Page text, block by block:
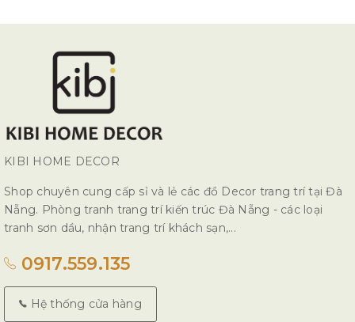
KIBI HOME DECOR
Shop chuyên cung cấp sỉ và lẻ các đồ Decor trang trí tại Đà
Nẵng. Phòng tranh trang trí kiến trúc Đà Nẵng - các loại
tranh sơn dầu, nhận trang trí khách sạn,...
0917.559.135
Hệ thống cửa hàng